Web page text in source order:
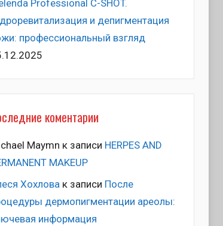
Professional C-SHOT.
и депигментация
профессиональный взгляд
коментарии
Maymn к записи HERPES AND
MAKEUP
Хохловак записи После
дермопигментации ареолы:
информация